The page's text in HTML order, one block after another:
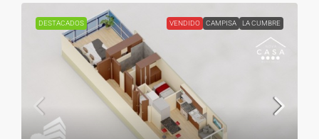
DESTACADOS VENDIDO CAMPISA LA CUMBRE